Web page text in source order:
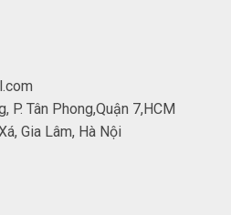
P. Tân Phong,Quận 7,HCM
Gia Lâm, Hà Nội